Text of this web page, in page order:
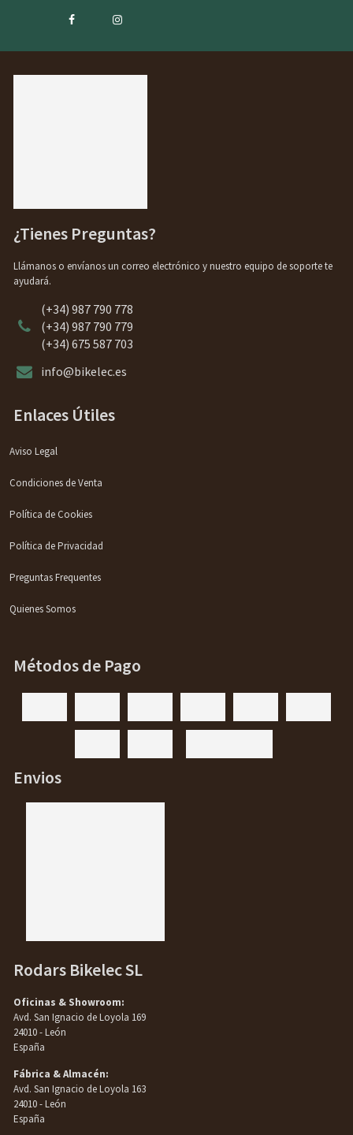
¿Tienes Preguntas?
Llámanos o envíanos un correo electrónico y nuestro equipo de soporte te
ayudará.
(+34) 987 790 778
(+34) 987 790 779
(+34) 675 587 703
info@bikelec.es
Enlaces Útiles
Aviso Legal
Condiciones de Venta
Política de Cookies
Política de Privacidad
Preguntas Frequentes
Quienes Somos
Métodos de Pago
Envios
Rodars Bikelec SL
Oficinas & Showroom:
Avd. San Ignacio de Loyola 169
24010 - León
España
Fábrica & Almacén:
Avd. San Ignacio de Loyola 163
24010 - León
España